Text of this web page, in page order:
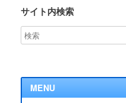
サイト内検索
MENU